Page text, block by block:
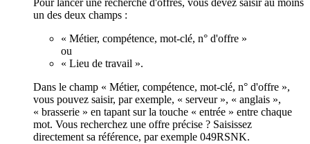
Pour lancer une recherche d'offres, vous devez saisir au moins
un des deux champs :
« Métier, compétence, mot-clé, n° d'offre »
ou
« Lieu de travail ».
Dans le champ « Métier, compétence, mot-clé, n° d'offre »,
vous pouvez saisir, par exemple, « serveur », « anglais »,
« brasserie » en tapant sur la touche « entrée » entre chaque
mot. Vous recherchez une offre précise ? Saisissez
directement sa référence, par exemple 049RSNK.